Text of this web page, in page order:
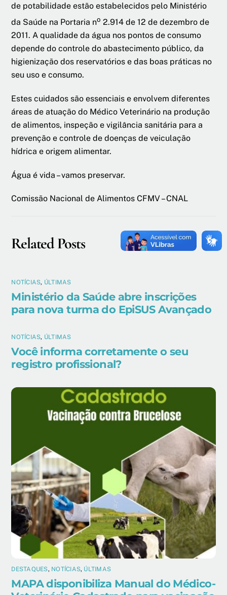
de potabilidade estão estabelecidos pelo Ministério
da Saúde na Portaria no 2.914 de 12 de dezembro de
2011. A qualidade da água nos pontos de consumo
depende do controle do abastecimento público, da
higienização dos reservatórios e das boas práticas no
seu uso e consumo.
Estes cuidados são essenciais e envolvem diferentes
áreas de atuação do Médico Veterinário na produção
de alimentos, inspeção e vigilância sanitária para a
prevenção e controle de doenças de veiculação
hídrica e origem alimentar.
Água é vida – vamos preservar.
Comissão Nacional de Alimentos CFMV – CNAL
Related Posts
NOTÍCIAS, ÚLTIMAS
Ministério da Saúde abre inscrições
para nova turma do EpiSUS Avançado
NOTÍCIAS, ÚLTIMAS
Você informa corretamente o seu
registro profissional?
DESTAQUES, NOTÍCIAS, ÚLTIMAS
MAPA disponibiliza Manual do Médico-